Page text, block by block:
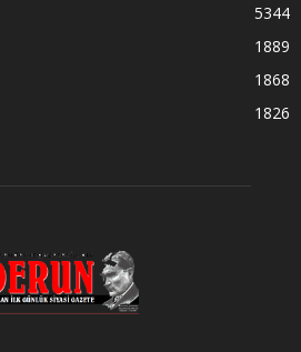
5344
1889
1868
1826